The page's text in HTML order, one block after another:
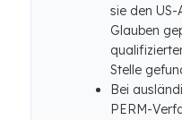
sie den
Glauben
Stelle
Bei
PERM-